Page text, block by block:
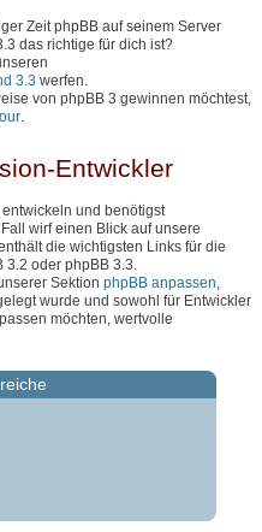
Zeit phpBB auf seinem Server
das richtige für dich ist?
3.3 werfen.
von phpBB 3 gewinnen möchtest,
.
Entwickler
und benötigst
wirf einen Blick auf unsere
die wichtigsten Links für die
oder phpBB 3.3.
Sektion phpBB anpassen
wurde und sowohl für Entwickler
möchten, wertvolle